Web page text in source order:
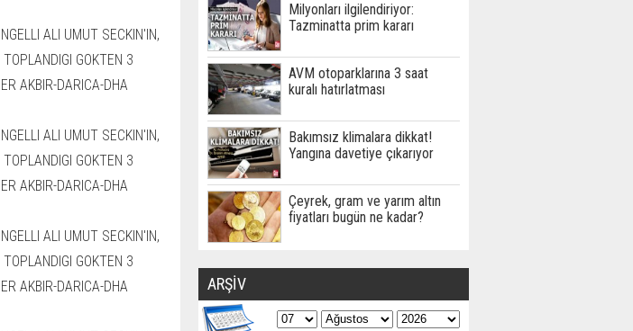
Milyonları ilgilendiriyor:
Tazminatta prim kararı
AVM otoparklarına 3 saat
kuralı hatırlatması
Bakımsız klimalara dikkat!
Yangına davetiye çıkarıyor
Çeyrek, gram ve yarım altın
fiyatları bugün ne kadar?
ARŞİV